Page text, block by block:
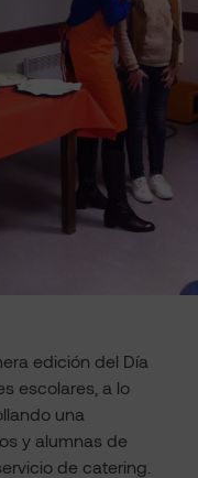
edición del Día
escolares, a lo
una
y alumnas de
de catering.